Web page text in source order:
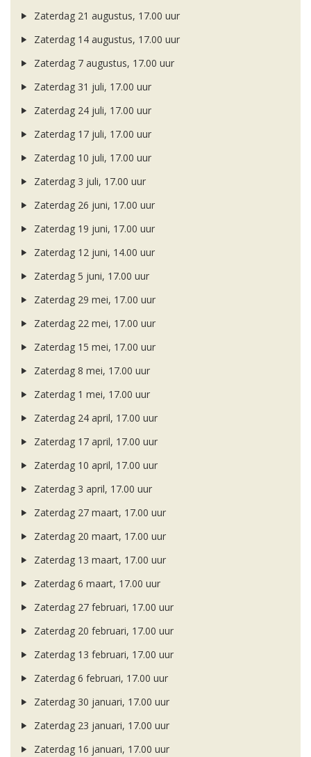
Zaterdag 21 augustus, 17.00 uur
Zaterdag 14 augustus, 17.00 uur
Zaterdag 7 augustus, 17.00 uur
Zaterdag 31 juli, 17.00 uur
Zaterdag 24 juli, 17.00 uur
Zaterdag 17 juli, 17.00 uur
Zaterdag 10 juli, 17.00 uur
Zaterdag 3 juli, 17.00 uur
Zaterdag 26 juni, 17.00 uur
Zaterdag 19 juni, 17.00 uur
Zaterdag 12 juni, 14.00 uur
Zaterdag 5 juni, 17.00 uur
Zaterdag 29 mei, 17.00 uur
Zaterdag 22 mei, 17.00 uur
Zaterdag 15 mei, 17.00 uur
Zaterdag 8 mei, 17.00 uur
Zaterdag 1 mei, 17.00 uur
Zaterdag 24 april, 17.00 uur
Zaterdag 17 april, 17.00 uur
Zaterdag 10 april, 17.00 uur
Zaterdag 3 april, 17.00 uur
Zaterdag 27 maart, 17.00 uur
Zaterdag 20 maart, 17.00 uur
Zaterdag 13 maart, 17.00 uur
Zaterdag 6 maart, 17.00 uur
Zaterdag 27 februari, 17.00 uur
Zaterdag 20 februari, 17.00 uur
Zaterdag 13 februari, 17.00 uur
Zaterdag 6 februari, 17.00 uur
Zaterdag 30 januari, 17.00 uur
Zaterdag 23 januari, 17.00 uur
Zaterdag 16 januari, 17.00 uur